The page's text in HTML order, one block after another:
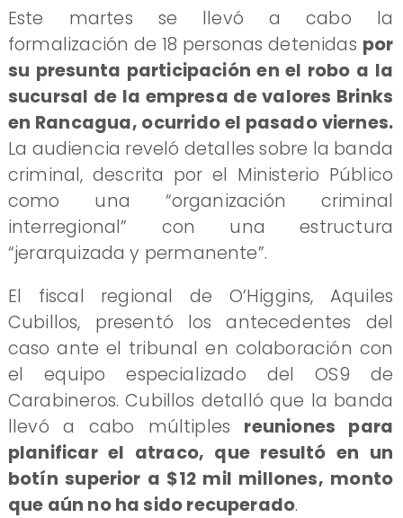
Este martes se llevó a cabo la
formalización de 18 personas detenidas por
su presunta participación en el robo a la
sucursal de la empresa de valores Brinks
en Rancagua, ocurrido el pasado viernes.
La audiencia reveló detalles sobre la banda
criminal, descrita por el Ministerio Público
como una “organización criminal
interregional” con una estructura
“jerarquizada y permanente”.
El fiscal regional de O’Higgins, Aquiles
Cubillos, presentó los antecedentes del
caso ante el tribunal en colaboración con
el equipo especializado del OS9 de
Carabineros. Cubillos detalló que la banda
llevó a cabo múltiples reuniones para
planificar el atraco, que resultó en un
botín superior a $12 mil millones, monto
que aún no ha sido recuperado.